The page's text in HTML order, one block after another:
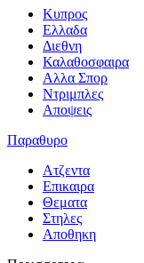
Κυπρος
Ελλαδα
Διεθνη
Καλαθοσφαιρα
Αλλα Σπορ
Ντριμπλες
Αποψεις
Παραθυρο
Ατζεντα
Επικαιρα
Θεματα
Στηλες
Αποθηκη